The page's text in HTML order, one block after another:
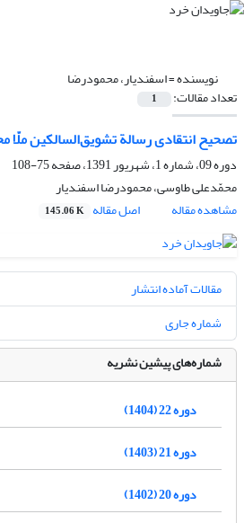
نویسنده =اسفندیار، محمودرضا
تعداد مقالات: 1
تصحیح انتقادی رسالة تشویق‌السالکین
دوره 09، شماره 1، شهریور 1391، صفحه
75-108
محمّدعلی طاوسی، محمودرضا اسفندیار
مشاهده مقاله
اصل مقاله 145.06 K
مقالات آماده انتشار
شماره جاری
شماره‌های پیشین نشریه
دوره 22 (1404)
دوره 21 (1403)
دوره 20 (1402)